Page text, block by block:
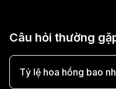
Câu hỏi thường
Tỷ lệ hoa hồng bao